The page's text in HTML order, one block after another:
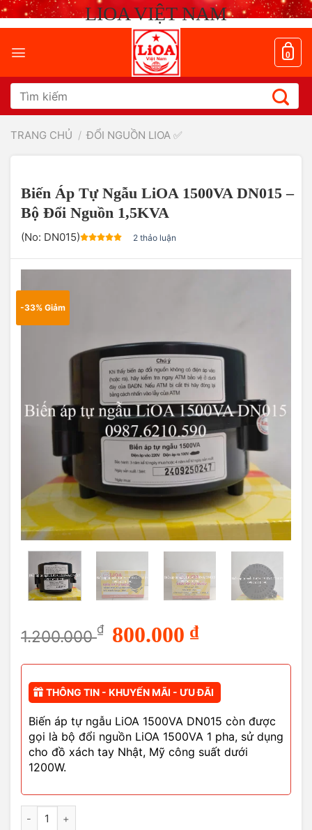
Chuyển
đến
dung
LIOA VIỆT NAM
0
Tìm
kiếm:
TRANG CHỦ / ĐỔI NGUỒN LIOA ✅
Biến Áp Tự Ngẫu LiOA 1500VA DN015 –
Bộ Đổi Nguồn 1,5KVA
(No: DN015) 2 thảo luận
-33% Giảm
1.200.000₫
Giá
gốc
là:
800.000 ₫Giá
hiện
tại
800.000 ₫.
THÔNG TIN - KHUYẾN MÃI - ƯU ĐÃI
Biến áp tự ngẫu LiOA 1500VA DN015 còn được
gọi là bộ đổi nguồn LiOA 1500VA 1 pha, sử dụng
cho đồ xách tay Nhật, Mỹ công suất dưới
1200W.